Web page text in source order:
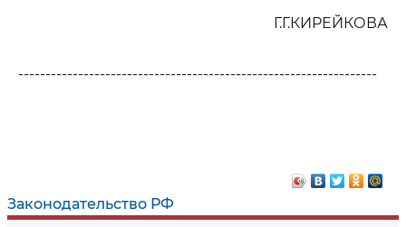
Законодательство РФ
Г.Г.КИРЕЙКОВА
------------------------------------------------------------------